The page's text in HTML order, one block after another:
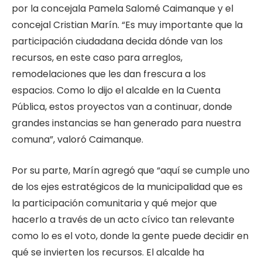
por la concejala Pamela Salomé Caimanque y el
concejal Cristian Marín. “Es muy importante que la
participación ciudadana decida dónde van los
recursos, en este caso para arreglos,
remodelaciones que les dan frescura a los
espacios. Como lo dijo el alcalde en la Cuenta
Pública, estos proyectos van a continuar, donde
grandes instancias se han generado para nuestra
comuna”, valoró Caimanque.
Por su parte, Marín agregó que “aquí se cumple uno
de los ejes estratégicos de la municipalidad que es
la participación comunitaria y qué mejor que
hacerlo a través de un acto cívico tan relevante
como lo es el voto, donde la gente puede decidir en
qué se invierten los recursos. El alcalde ha